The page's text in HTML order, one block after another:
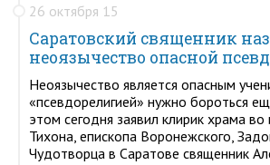
26 октября 15
Саратовский священник
неоязычество опасной
Неоязычество является опасным
«псевдорелигией» нужно бороться
этом сегодня заявил клирик храма во
Тихона, епископа Воронежского,
Чудотворца в Саратове священник